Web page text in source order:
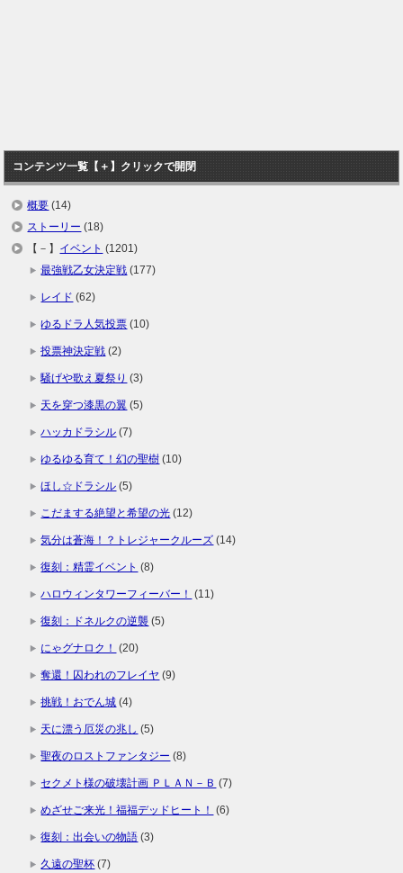
コンテンツ一覧【＋】クリックで開閉
概要 (14)
ストーリー (18)
【－】 イベント (1201)
最強戦乙女決定戦 (177)
レイド (62)
ゆるドラ人気投票 (10)
投票神決定戦 (2)
騒げや歌え夏祭り (3)
天を穿つ漆黒の翼 (5)
ハッカドラシル (7)
ゆるゆる育て！幻の聖樹 (10)
ほし☆ドラシル (5)
こだまする絶望と希望の光 (12)
気分は蒼海！？トレジャークルーズ (14)
復刻：精霊イベント (8)
ハロウィンタワーフィーバー！ (11)
復刻：ドネルクの逆襲 (5)
にゃグナロク！ (20)
奪還！囚われのフレイヤ (9)
挑戦！おでん城 (4)
天に漂う厄災の兆し (5)
聖夜のロストファンタジー (8)
セクメト様の破壊計画 ＰＬＡＮ－Ｂ (7)
めざせご来光！福福デッドヒート！ (6)
復刻：出会いの物語 (3)
久遠の聖杯 (7)